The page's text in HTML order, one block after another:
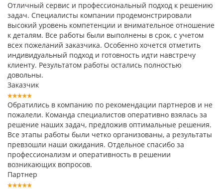
Отличный сервис и профессиональный подход к решению
задач. Специалисты компании продемонстрировали
высокий уровень компетенции и внимательное отношение
к деталям. Все работы были выполнены в срок, с учетом
всех пожеланий заказчика. Особенно хочется отметить
индивидуальный подход и готовность идти навстречу
клиенту. Результатом работы остались полностью
довольны.
Заказчик
Обратились в компанию по рекомендации партнеров и не
пожалели. Команда специалистов оперативно взялась за
решение наших задач, предложив оптимальные решения.
Все этапы работы были четко организованы, а результаты
превзошли наши ожидания. Отдельное спасибо за
профессионализм и оперативность в решении
возникающих вопросов.
Партнер